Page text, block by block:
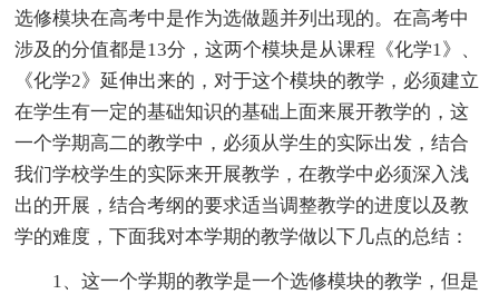
选修模块在高考中是作为选做题并列出现的。在高考中
涉及的分值都是13分，这两个模块是从课程《化学1》、
《化学2》延伸出来的，对于这个模块的教学，必须建立
在学生有一定的基础知识的基础上面来展开教学的，这
一个学期高二的教学中，必须从学生的实际出发，结合
我们学校学生的实际来开展教学，在教学中必须深入浅
出的开展，结合考纲的要求适当调整教学的进度以及教
学的难度，下面我对本学期的教学做以下几点的总结：
1、这一个学期的教学是一个选修模块的教学，但是